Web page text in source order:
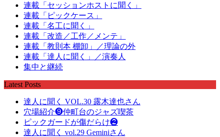
連載「セッションホストに聞く」
連載「ピックケース」
連載「名工に聞く」
連載「改造／工作／メンテ」
連載「教則本 棚卸」／理論の外
連載「達人に聞く」／演奏人
集中と継続
Latest Posts
達人に聞く VOL.30 露木達也さん
穴場紹介❾仲町台のジャズ喫茶
ピックガードが傷だらけ❷
達人に聞く vol.29 Geminiさん